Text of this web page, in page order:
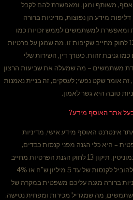
משותף ומגן, ומאפשרת להם לקבל
מידע הן נפוצות, מדיניות ברורה
ומאפשרת למשתמשים לממש זכויות כמו
מחיקה או עיון במידע. תיקון 13 לחוק מחייב שקיפות זו, מה שמגן על פרטיות
גניבת זהות. כעורך דין, השירות שלי
משתמשים – מה שמעלה את שביעות הרצון
אומר שקט נפשי; לעסקים, זה בניית נאמנות
טובה היא גשר לאמון.
אתר האוסף מידע?​
אינטרנט האוסף מידע אישי, מדיניות
– היא כלי הגנה מפני קנסות כבדים,
תביעות קולקטיביות ופגיעה במוניטין. תיקון 13 לחוק הגנת הפרטיות מחייב
שקיפות מלאה, ואי-ציות יכול להוביל לקנסות של עד 5 מיליון ש"ח או 4%
ברורה מגנה עליכם משפטית במקרה של
מה שמגדיל מכירות ומפחית נטישה.